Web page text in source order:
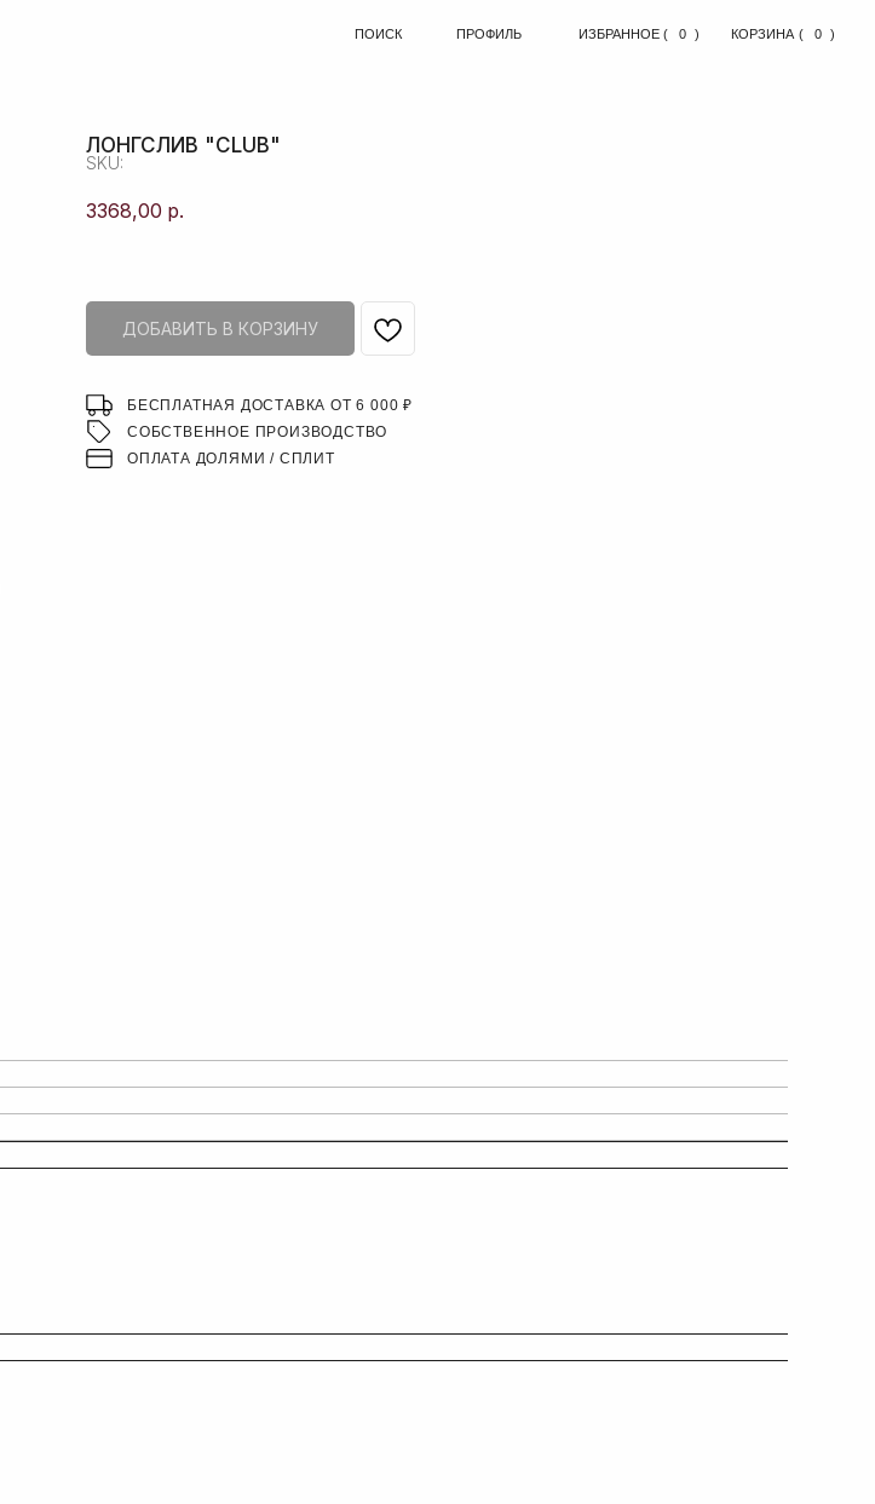
ИЗБРАННОЕ КОРЗИНА 0
( ) ( )
ПРОФИЛЬ
ЛОНГСЛИВ "CLUB"
SKU:
3368,00 р.
ДОБАВИТЬ В КОРЗИНУ
БЕСПЛАТНАЯ ДОСТАВКА ОТ 6 000 ₽
СОБСТВЕННОЕ ПРОИЗВОДСТВО
ОПЛАТА ДОЛЯМИ / СПЛИТ